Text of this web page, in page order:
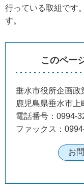
行っている取組です
す。
このペー
垂水市役所企画政
鹿児島県垂水市上
電話番号：0994-
ファックス：